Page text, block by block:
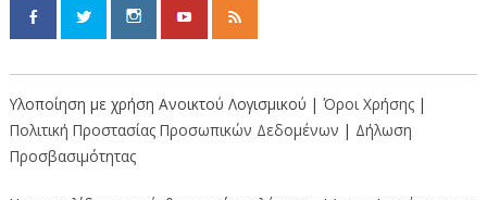
Υλοποίηση με χρήση Ανοικτού Λογισμικού | Όροι Χρήσης |
Πολιτική Προστασίας Προσωπικών Δεδομένων | Δήλωση
Προσβασιμότητας